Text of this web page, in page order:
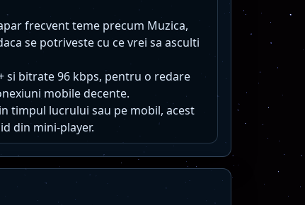
frecvent teme precum Muzica,
se potriveste cu ce vrei sa asculti
si bitrate 96 kbps, pentru o redare
mobile decente.
timpul lucrului sau pe mobil, acest
din mini-player.